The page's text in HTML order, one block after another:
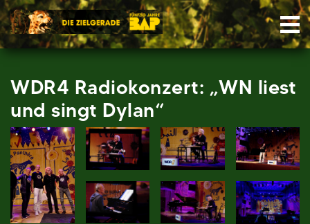
Skip
to
content
WDR4 Radiokonzert: „WN liest
und singt Dylan“